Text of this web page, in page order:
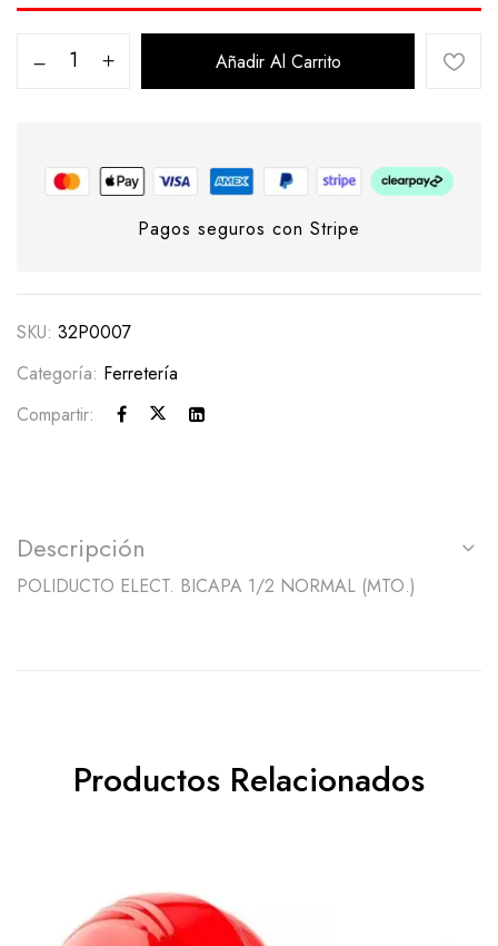
Añadir Al Carrito
Pagos seguros con Stripe
SKU: 32P0007
Categoría: Ferretería
Compartir:
Descripción
POLIDUCTO ELECT. BICAPA 1/2 NORMAL (MTO.)
Productos Relacionados